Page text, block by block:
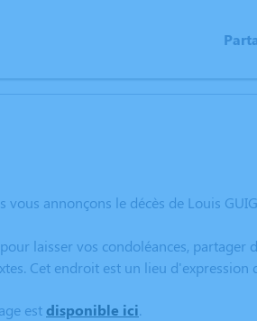
vous annonçons le décès de Louis
laisser vos condoléances,
Cet endroit est un lieu
estdisponible ici.